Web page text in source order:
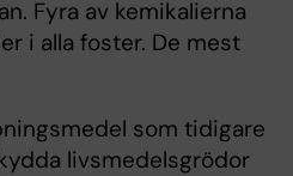
Fyra av kemikalierna
i alla foster. De mest
som tidigare
livsmedelsgrödor